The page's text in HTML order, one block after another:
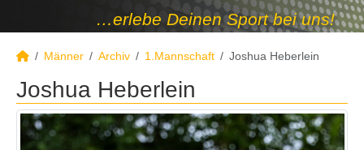
…erlebe Deinen Sport bei uns!
Männer Archiv 1.Mannschaft Joshua Heberlein
Joshua Heberlein